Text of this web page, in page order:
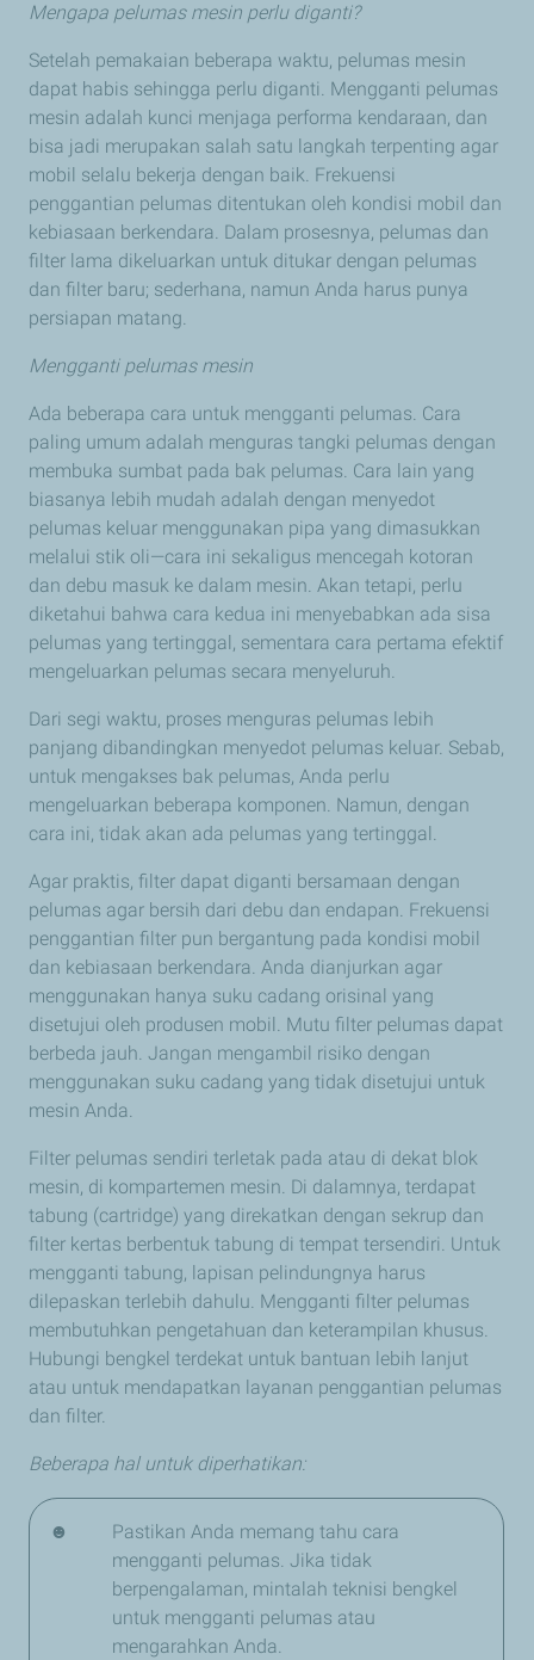
Mengapa pelumasmesin perlu diganti?
Setelah pemakaian beberapa waktu, pelumas mesin
dapat habis sehingga perlu diganti. Mengganti pelumas
mesin adalah kunci menjaga performa kendaraan, dan
bisa jadi merupakan salah satu langkah terpenting agar
mobil selalu bekerja dengan baik. Frekuensi
penggantian pelumas ditentukan oleh kondisi mobil dan
kebiasaan berkendara. Dalam prosesnya, pelumas dan
filter lama dikeluarkan untuk ditukar dengan pelumas
dan filter baru; sederhana, namun Anda harus punya
persiapan matang.
Mengganti pelumasmesin
Ada beberapa cara untuk mengganti pelumas. Cara
paling umum adalah menguras tangki pelumas dengan
membuka sumbat pada bak pelumas. Cara lain yang
biasanya lebih mudah adalah dengan menyedot
pelumas keluar menggunakan pipa yang dimasukkan
melalui stik oli—cara ini sekaligus mencegah kotoran
dan debu masuk ke dalam mesin. Akan tetapi, perlu
diketahui bahwa cara kedua ini menyebabkan ada sisa
pelumas yang tertinggal, sementara cara pertama efektif
mengeluarkan pelumas secara menyeluruh.
Dari segi waktu, proses menguras pelumas lebih
panjang dibandingkan menyedot pelumas keluar. Sebab,
untuk mengakses bak pelumas, Anda perlu
mengeluarkan beberapa komponen. Namun, dengan
cara ini, tidak akan ada pelumas yang tertinggal.
Agar praktis, filter dapat diganti bersamaan dengan
pelumas agar bersih dari debu dan endapan. Frekuensi
penggantian filter pun bergantung pada kondisi mobil
dan kebiasaan berkendara. Anda dianjurkan agar
menggunakan hanya suku cadang orisinal yang
disetujui oleh produsen mobil. Mutu filter pelumas dapat
berbeda jauh. Jangan mengambil risiko dengan
menggunakan suku cadang yang tidak disetujui untuk
mesin Anda.
Filter pelumas sendiri terletak pada atau di dekat blok
mesin, di kompartemen mesin. Di dalamnya, terdapat
tabung (cartridge) yang direkatkan dengan sekrup dan
filter kertas berbentuk tabung di tempat tersendiri. Untuk
mengganti tabung, lapisan pelindungnya harus
dilepaskan terlebih dahulu. Mengganti filter pelumas
membutuhkan pengetahuan dan keterampilan khusus.
Hubungi bengkel terdekat untuk bantuan lebih lanjut
atau untuk mendapatkan layanan penggantian pelumas
dan filter.
Beberapa hal untuk diperhatikan:
☻
Pastikan Anda memang tahu cara
mengganti pelumas. Jika tidak
berpengalaman, mintalah teknisi bengkel
untuk mengganti pelumas atau
mengarahkan Anda.